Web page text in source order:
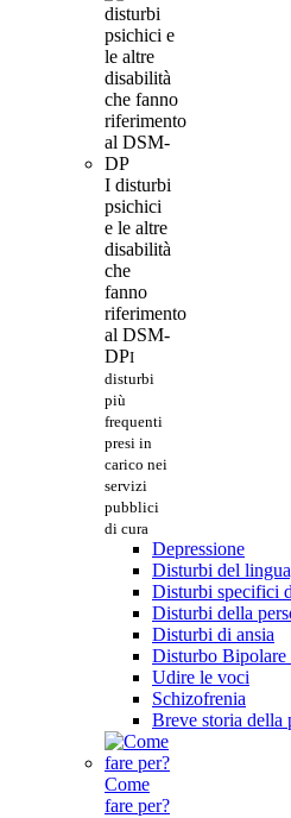
I disturbi
psichici
e le altre
disabilità
che
fanno
riferimento
al DSM-
DPI
disturbi
più
frequenti
presi in
carico nei
servizi
pubblici
di cura
Depressione
Disturbi del
Disturbi specifici
Disturbi della
Disturbi di ansia
Disturbo Bipolare
Udire le voci
Schizofrenia
Breve storia della
Come
fare per?